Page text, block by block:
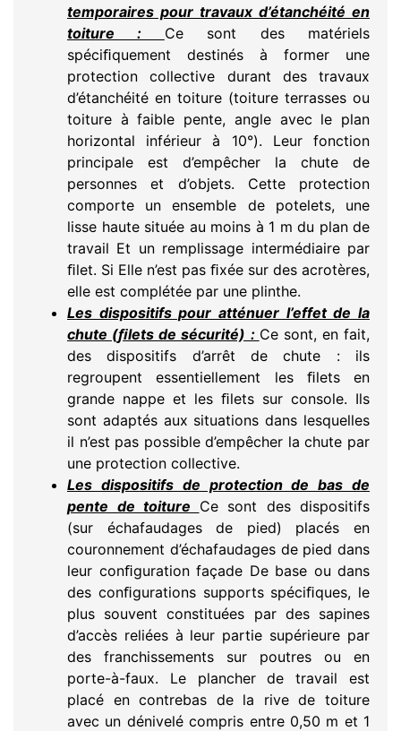
temporaires pour travaux d’étanchéité en
toiture : Ce sont des matériels
spéciﬁquement destinés à former une
protection collective durant des travaux
d’étanchéité en toiture (toiture terrasses ou
toiture à faible pente, angle avec le plan
horizontal inférieur à 10°). Leur fonction
principale est d’empêcher la chute de
personnes et d’objets. Cette protection
comporte un ensemble de potelets, une
lisse haute située au moins à 1 m du plan de
travail Et un remplissage intermédiaire par
ﬁlet. Si Elle n’est pas ﬁxée sur des acrotères,
elle est complétée par une plinthe.
Les dispositifs pour atténuer l’effet de la
chute (ﬁlets de sécurité) : Ce sont, en fait,
des dispositifs d’arrêt de chute : ils
regroupent essentiellement les ﬁlets en
grande nappe et les ﬁlets sur console. Ils
sont adaptés aux situations dans lesquelles
il n’est pas possible d’empêcher la chute par
une protection collective.
Les dispositifs de protection de bas de
pente de toiture Ce sont des dispositifs
(sur échafaudages de pied) placés en
couronnement d’échafaudages de pied dans
leur conﬁguration façade De base ou dans
des conﬁgurations supports spéciﬁques, le
plus souvent constituées par des sapines
d’accès reliées à leur partie supérieure par
des franchissements sur poutres ou en
porte-à-faux. Le plancher de travail est
placé en contrebas de la rive de toiture
avec un dénivelé compris entre 0,50 m et 1